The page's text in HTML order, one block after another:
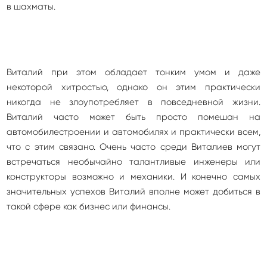
в шахматы.
Виталий при этом обладает тонким умом и даже
некоторой хитростью, однако он этим практически
никогда не злоупотребляет в повседневной жизни.
Виталий часто может быть просто помешан на
автомобилестроении и автомобилях и практически всем,
что с этим связано. Очень часто среди Виталиев могут
встречаться необычайно талантливые инженеры или
конструкторы возможно и механики. И конечно самых
значительных успехов Виталий вполне может добиться в
такой сфере как бизнес или финансы.